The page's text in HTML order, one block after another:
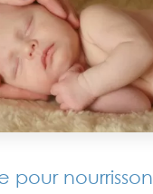
pour nourrisson